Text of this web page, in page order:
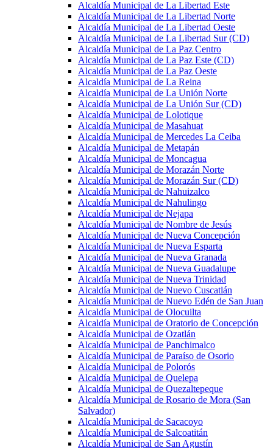
Alcaldía Municipal de La Libertad Este
Alcaldía Municipal de La Libertad Norte
Alcaldía Municipal de La Libertad Oeste
Alcaldía Municipal de La Libertad Sur (CD)
Alcaldía Municipal de La Paz Centro
Alcaldía Municipal de La Paz Este (CD)
Alcaldía Municipal de La Paz Oeste
Alcaldía Municipal de La Reina
Alcaldía Municipal de La Unión Norte
Alcaldía Municipal de La Unión Sur (CD)
Alcaldía Municipal de Lolotique
Alcaldía Municipal de Masahuat
Alcaldía Municipal de Mercedes La Ceiba
Alcaldía Municipal de Metapán
Alcaldía Municipal de Moncagua
Alcaldía Municipal de Morazán Norte
Alcaldía Municipal de Morazán Sur (CD)
Alcaldía Municipal de Nahuizalco
Alcaldía Municipal de Nahulingo
Alcaldía Municipal de Nejapa
Alcaldía Municipal de Nombre de Jesús
Alcaldía Municipal de Nueva Concepción
Alcaldía Municipal de Nueva Esparta
Alcaldía Municipal de Nueva Granada
Alcaldía Municipal de Nueva Guadalupe
Alcaldía Municipal de Nueva Trinidad
Alcaldía Municipal de Nuevo Cuscatlán
Alcaldía Municipal de Nuevo Edén de San Juan
Alcaldía Municipal de Olocuilta
Alcaldía Municipal de Oratorio de Concepción
Alcaldía Municipal de Ozatlán
Alcaldía Municipal de Panchimalco
Alcaldía Municipal de Paraíso de Osorio
Alcaldía Municipal de Polorós
Alcaldía Municipal de Quelepa
Alcaldía Municipal de Quezaltepeque
Alcaldía Municipal de Rosario de Mora (San
Salvador)
Alcaldía Municipal de Sacacoyo
Alcaldía Municipal de Salcoatitán
Alcaldía Municipal de San Agustín